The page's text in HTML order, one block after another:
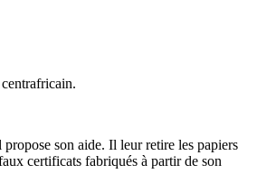
son aide. Il leur retire les papiers
certificats fabriqués à partir de son